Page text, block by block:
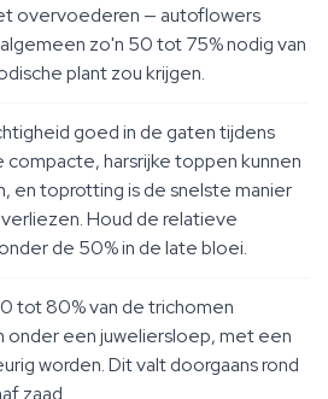
overvoederen — autoflowers
zo'n 50 tot 75% nodig van
plant zou krijgen.
goed in de gaten tijdens
compacte, harsrijke toppen kunnen
en toprotting is de snelste manier
Houd de relatieve
de 50% in de late bloei.
tot 80% van de trichomen
onder een juweliersloep, met een
worden. Dit valt doorgaans rond
zaad.